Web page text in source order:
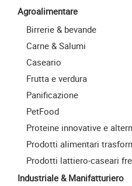
Agroalimentare
Birrerie & bevande
Carne & Salumi
Caseario
Frutta e verdura
Panificazione
PetFood
Proteine innovative e
Prodotti alimentari
Prodotti lattiero-caseari
Industriale & Manifatturiero